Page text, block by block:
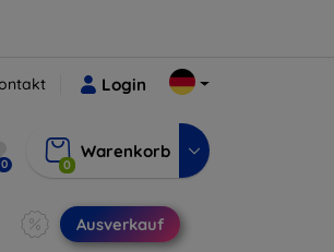
Login
0 0
Warenkorb
Ausverkauf